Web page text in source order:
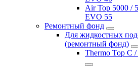
Air Top 5000 /
EVO 55
Ремонтный фонд
Для жидкостных
(ремонтный фонд)
Thermo Top C